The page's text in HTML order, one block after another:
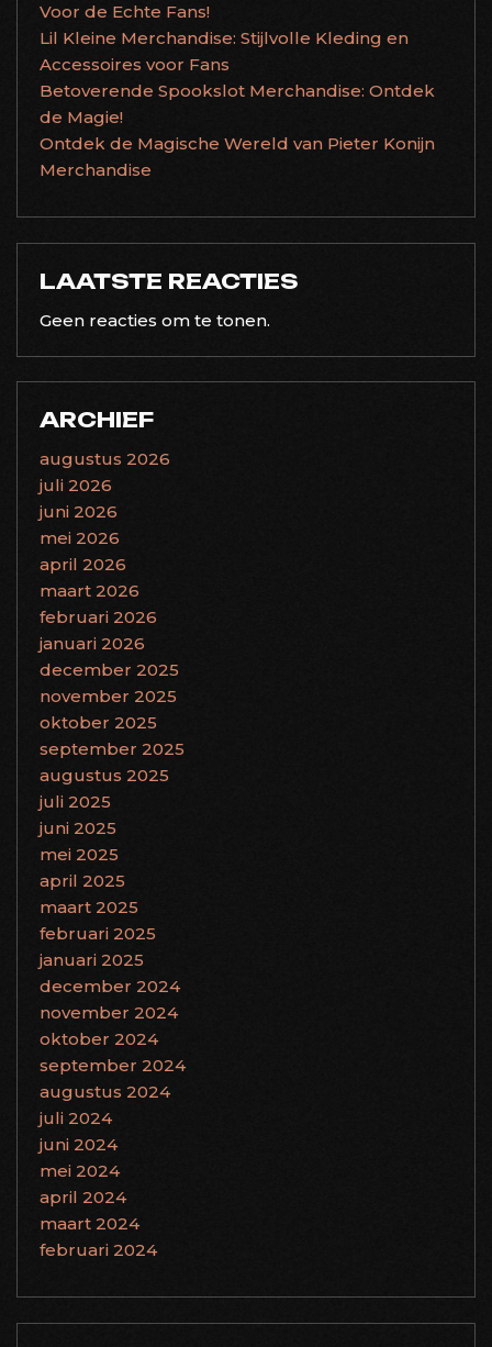
Voor de Echte Fans!
Lil Kleine Merchandise: Stijlvolle Kleding en
Accessoires voor Fans
Betoverende Spookslot Merchandise: Ontdek
de Magie!
Ontdek de Magische Wereld van Pieter Konijn
Merchandise
LAATSTE REACTIES
Geen reacties om te tonen.
ARCHIEF
augustus 2026
juli 2026
juni 2026
mei 2026
april 2026
maart 2026
februari 2026
januari 2026
december 2025
november 2025
oktober 2025
september 2025
augustus 2025
juli 2025
juni 2025
mei 2025
april 2025
maart 2025
februari 2025
januari 2025
december 2024
november 2024
oktober 2024
september 2024
augustus 2024
juli 2024
juni 2024
mei 2024
april 2024
maart 2024
februari 2024